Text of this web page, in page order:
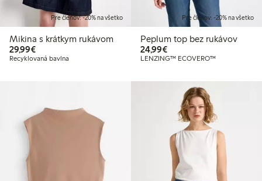
Pre členov: -20% na všetko
Mikina s krátkym rukávom
29,99€29,99 €
Recyklovaná bavlna
Pre členov: -20% na všetko
Peplum top bez rukávov
24,99€24,99 €
LENZING™ ECOVERO™